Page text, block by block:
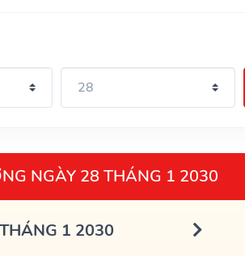
NGÀY 28 THÁNG 1 2030
THÁNG 1 2030